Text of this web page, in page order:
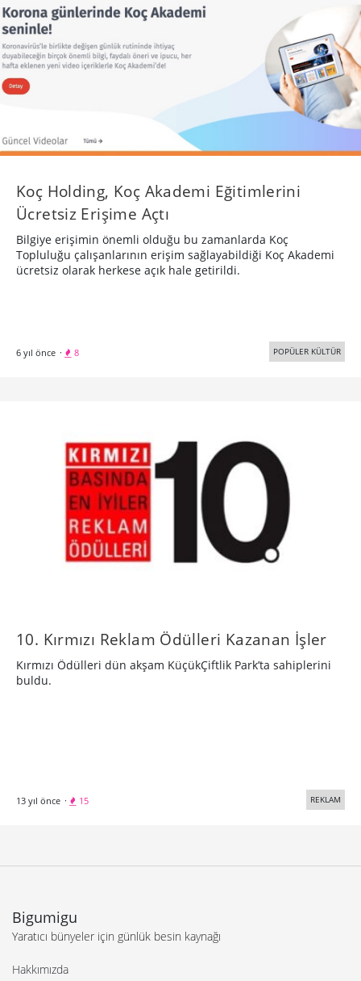
Koç Holding, Koç Akademi Eğitimlerini
Ücretsiz Erişime Açtı
Bilgiye erişimin önemli olduğu bu zamanlarda Koç
Topluluğu çalışanlarının erişim sağlayabildiği Koç Akademi
ücretsiz olarak herkese açık hale getirildi.
6 yıl önce · 8 POPÜLER KÜLTÜR
10. Kırmızı Reklam Ödülleri Kazanan İşler
Kırmızı Ödülleri dün akşam KüçükÇiftlik Park’ta sahiplerini
buldu.
13 yıl önce · 15 REKLAM
Bigumigu
Yaratıcı bünyeler için günlük besin kaynağı
Hakkımızda